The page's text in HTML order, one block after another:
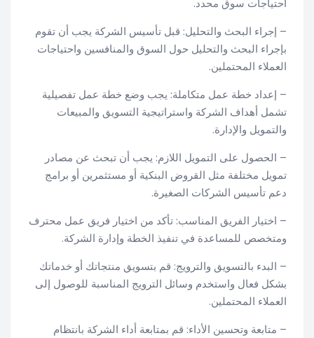
احتياجات سوق محدد.
– إجراء البحث والتحليل: قبل تأسيس الشركة يجب أن تقوم
بإجراء البحث والتحليل حول السوق والمنافسين واحتياجات
العملاء المحتملين.
– إعداد خطة عمل متكاملة: يجب وضع خطة عمل تفصيلية
تشمل أهداف الشركة واستراتيجية التسويق والمبيعات
والتمويل والإدارة.
– الحصول على التمويل اللازم: يجب أن تبحث عن مصادر
تمويل مختلفة مثل القروض البنكية أو مستثمرين أو برامج
دعم تأسيس الشركات الصغيرة.
– اختيار الفريق المناسب: تأكد من اختيار فريق عمل محترف
ومتخصص للمساعدة في تنفيذ الخطة وإدارة الشركة.
– البدء بالتسويق والترويج: قم بتسويق منتجاتك أو خدماتك
بشكل فعال واستخدم وسائل الترويج المناسبة للوصول إلى
العملاء المحتملين.
– متابعة وتحسين الأداء: قم بمتابعة أداء الشركة بانتظام